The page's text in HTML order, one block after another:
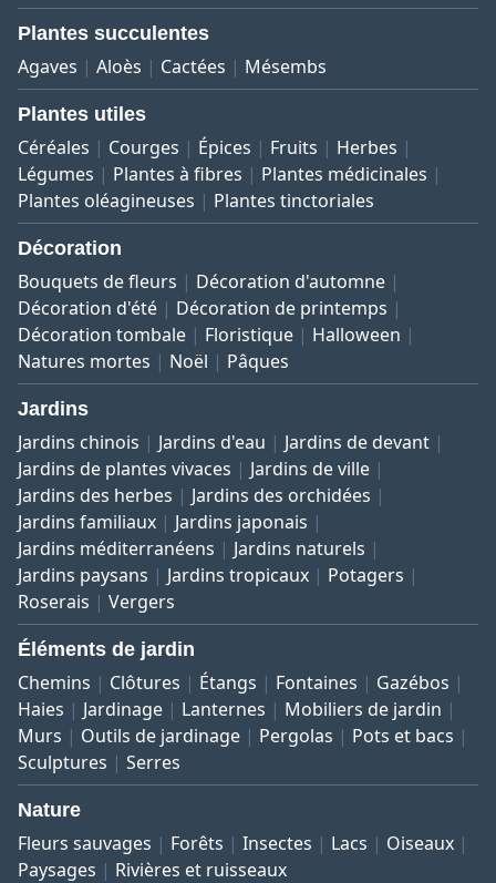
Plantes succulentes
Agaves Aloès Cactées Mésembs
Plantes utiles
Céréales Courges Épices Fruits
Herbes
Légumes
Plantes à fibres
Plantes médicinales
Plantes oléagineuses
Plantes tinctoriales
Décoration
Bouquets de fleurs
Décoration d'automne
Décoration d'été
Décoration de printemps
Décoration tombale
Floristique
Halloween
Natures mortes
Noël Pâques
Jardins
Jardins chinois Jardins d'eau
Jardins de devant
Jardins de plantes vivaces
Jardins de ville
Jardins des herbes
Jardins des orchidées
Jardins familiaux
Jardins japonais
Jardins méditerranéens
Jardins naturels
Jardins paysans
Jardins tropicaux
Potagers
Roserais
Vergers
Éléments de jardin
Chemins Clôtures Étangs Fontaines
Gazébos
Haies
Jardinage Lanternes
Mobiliers de jardin
Murs
Outils de jardinage Pergolas
Pots et bacs
Sculptures
Serres
Nature
Fleurs sauvages Forêts Insectes Lacs
Oiseaux
Paysages
Rivières et ruisseaux